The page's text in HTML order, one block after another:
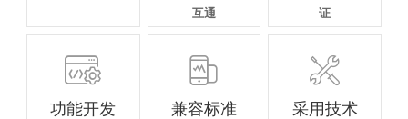
互通
证

功能开发

兼容标准

采用技术